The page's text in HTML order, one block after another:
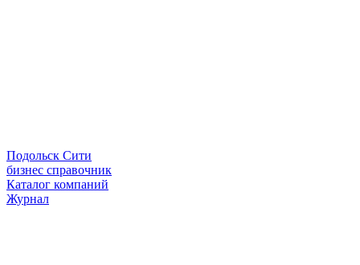
Подольск Сити
бизнес справочник
Каталог компаний
Журнал